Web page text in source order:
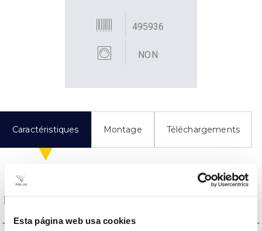
Esta página web usa cookies
495936
NON
Caractéristiques Montage Téléchargements
Données électriques